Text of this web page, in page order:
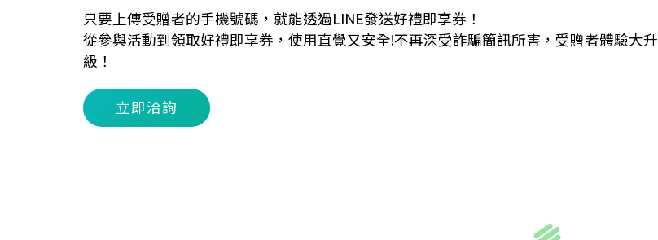
只要上傳受贈者的手機號碼，就能透過LINE發送好禮即享券！
從參與活動到領取好禮即享券，使用直覺又安全!不再深受詐騙簡訊所害，受贈者體驗大升
級！
立即洽詢